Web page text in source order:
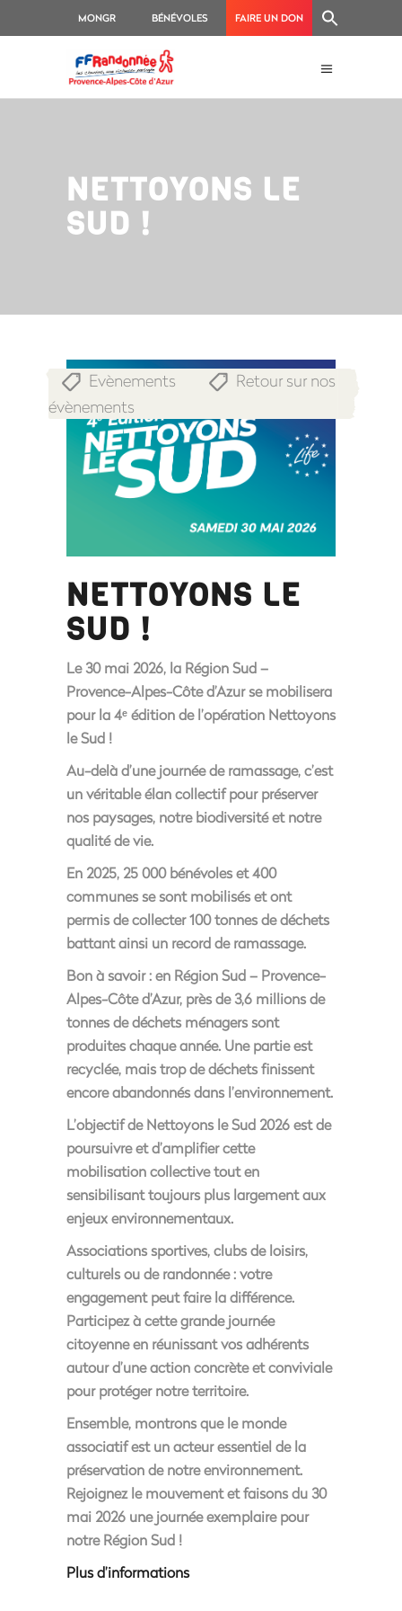
MONGR BÉNÉVOLES FAIRE UN DON
NETTOYONS LE
SUD !
Evènements
Retour sur nos
évènements
NETTOYONS LE
SUD !
Le 30 mai 2026, la Région Sud –
Provence-Alpes-Côte d’Azur se mobilisera
pour la 4ᵉ édition de l’opération Nettoyons
le Sud !
Au-delà d’une journée de ramassage, c’est
un véritable élan collectif pour préserver
nos paysages, notre biodiversité et notre
qualité de vie.
En 2025, 25 000 bénévoles et 400
communes se sont mobilisés et ont
permis de collecter 100 tonnes de déchets
battant ainsi un record de ramassage.
Bon à savoir : en Région Sud – Provence-
Alpes-Côte d’Azur, près de 3,6 millions de
tonnes de déchets ménagers sont
produites chaque année. Une partie est
recyclée, mais trop de déchets finissent
encore abandonnés dans l’environnement.
L’objectif deNettoyons le Sud 2026est de
poursuivre et d’amplifier cette
mobilisation collective tout en
sensibilisant toujours plus largement aux
enjeux environnementaux.
Associations sportives, clubs de loisirs,
culturels ou de randonnée : votre
engagement peut faire la différence.
Participez à cette grande journée
citoyenne en réunissant vos adhérents
autour d’une action concrète et conviviale
pour protéger notre territoire.
Ensemble, montrons que le monde
associatif est un acteur essentiel de la
préservation de notre environnement.
Rejoignez le mouvement et faisons du 30
mai 2026 une journée exemplaire pour
notre Région Sud !
Plus d’informations